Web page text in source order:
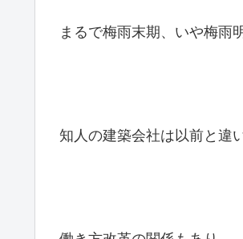
まるで梅雨末期、いや梅雨
知人の建築会社は以前と違